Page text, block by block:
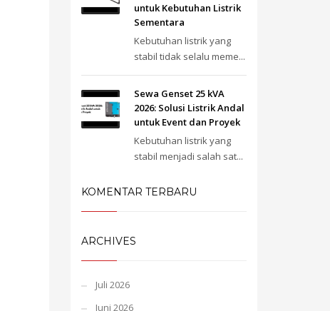
untuk Kebutuhan Listrik
Sementara
Kebutuhan listrik yang
stabil tidak selalu meme...
Sewa Genset 25 kVA
2026: Solusi Listrik Andal
untuk Event dan Proyek
Kebutuhan listrik yang
stabil menjadi salah sat...
KOMENTAR TERBARU
ARCHIVES
Juli 2026
Juni 2026